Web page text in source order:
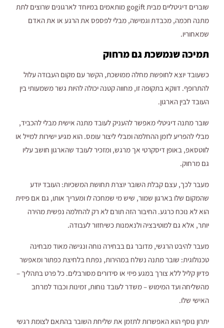
שוברים דיגיטליים מבית gogift מותאמים במיוחד לארגונים שרוצים לתת
מתנה חכמה, מכבדת וגמישה, מבלי לפספס את הרגע או את האדם
שמאחוריו.
תמיכה שנמשכת גם מרחוק
כשעובד יוצא לחופשת מחלה ממושכת, הקשר עם מקום העבודה עלול
להתרופף. דווקא בתקופה זו, מחווה קטנה יכולה להיות גשר משמעותי בין
העובד לבין הארגון.
שובר מתנה דיגיטלי מאפשר להעניק לעובד מתנה אישית מבלי להכביד,
מבלי להפריע לזמן ההחלמה ומבלי ליצור עומס. הוא מגיע ישירות למייל או
לווטסאפ, באופן דיסקרטי אך מרגש, ומזכיר לעובד שהארגון חושב עליו
גם מרחוק.
מעבר לכך, עצם קבלת השובר יוצרת תחושת המשכיות: העובד יודע
שהמקום שלו בארגון שמור, שיש מי שמחכה לו ומעריך אותו, גם אם פיזית
הוא לא נוכח כרגע. החיבור הזה תורם לא רק להחלמה נפשית מהירה
יותר, אלא גם למוטיבציה ולנאמנות כשיחזור לעבודה.
מעבר להיבט הרגשי, מדובר גם בבחירה נוחה ונגישה מאוד מבחינה
טכנולוגית: שובר מתנה נשלח במהירות, נפתח בלחיצת כפתור ומאפשר
פדיון קליל ללא צורך במגע פיזי או סידורים מסורבלים. כל פרט בתהליך –
מהשליחה ועד המימוש – משדר לעובד נוחות, זמינות וכבוד למרחב
האישי שלו.
יתרון נוסף הוא האפשרות לתזמן את שליחת השובר בהתאם לצומת רגשי